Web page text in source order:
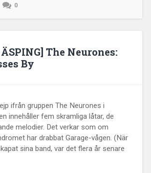
0
ÄSPING] The Neurones:
By
ifrån gruppen The Neurones i
innehåller fem skramliga låtar, de
melodier. Det verkar som om
har drabbat Garage-vågen. (När
sina band, var det flera år senare